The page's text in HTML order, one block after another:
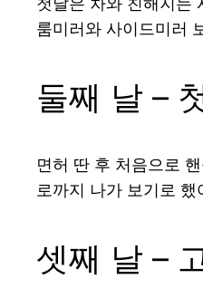
룸미러와 사이드미러
둘째 날 –
면허 딴 후 처음으로
로까지 나가 보기로 했
셋째 날 –